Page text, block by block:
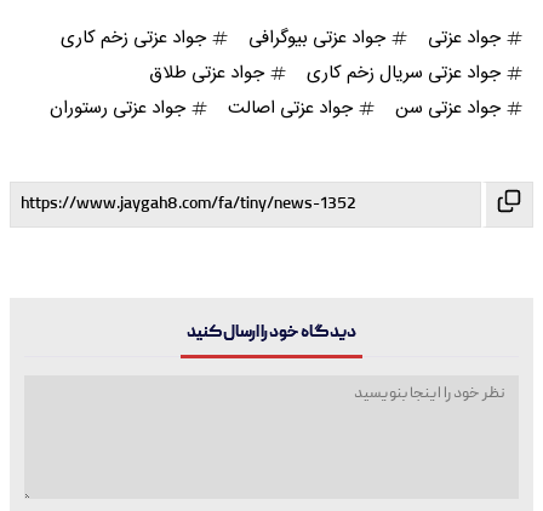
جواد عزتی جواد عزتی بیوگرافی
جواد عزتی زخم کاری
جواد عزتی سریال زخم کاری
جواد عزتی طلاق
جواد عزتی سن
جواد عزتی اصالت جواد عزتی رستوران
دیدگاه خود را ارسال کنید